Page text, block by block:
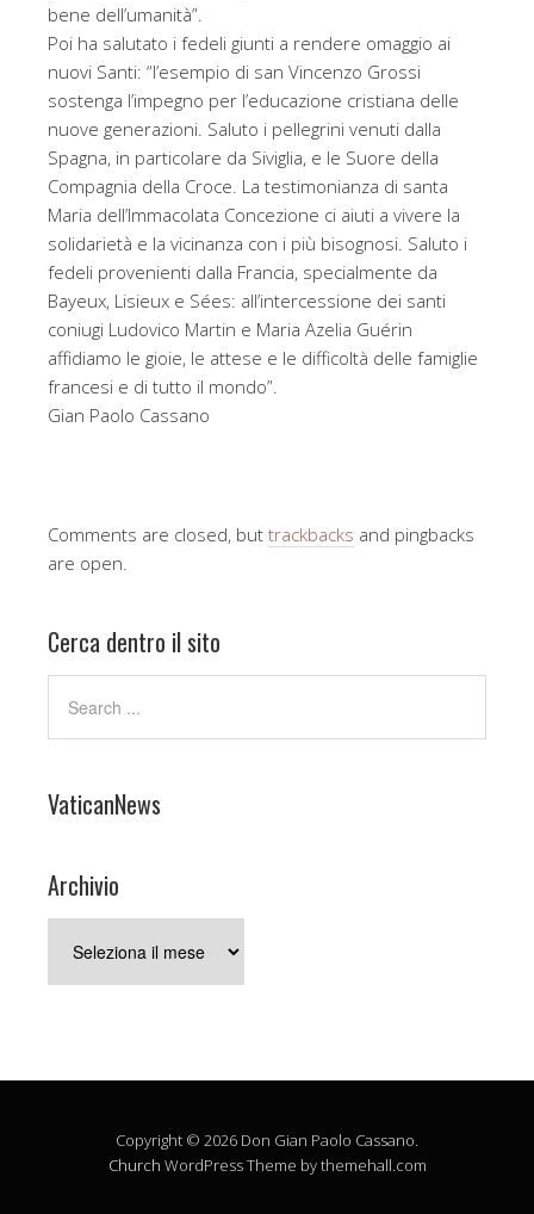
bene dell’umanità”.
Poi ha salutato i fedeli giunti a rendere omaggio ai
nuovi Santi: “l’esempio di san Vincenzo Grossi
sostenga l’impegno per l’educazione cristiana delle
nuove generazioni. Saluto i pellegrini venuti dalla
Spagna, in particolare da Siviglia, e le Suore della
Compagnia della Croce. La testimonianza di santa
Maria dell’Immacolata Concezione ci aiuti a vivere la
solidarietà e la vicinanza con i più bisognosi. Saluto i
fedeli provenienti dalla Francia, specialmente da
Bayeux, Lisieux e Sées: all’intercessione dei santi
coniugi Ludovico Martin e Maria Azelia Guérin
affidiamo le gioie, le attese e le difficoltà delle famiglie
francesi e di tutto il mondo”.
Gian Paolo Cassano
Comments are closed, but trackbacks and pingbacks
are open.
Cerca dentro il sito
VaticanNews
Archivio
Copyright © 2026 Don Gian Paolo Cassano.
Church WordPress Theme by themehall.com